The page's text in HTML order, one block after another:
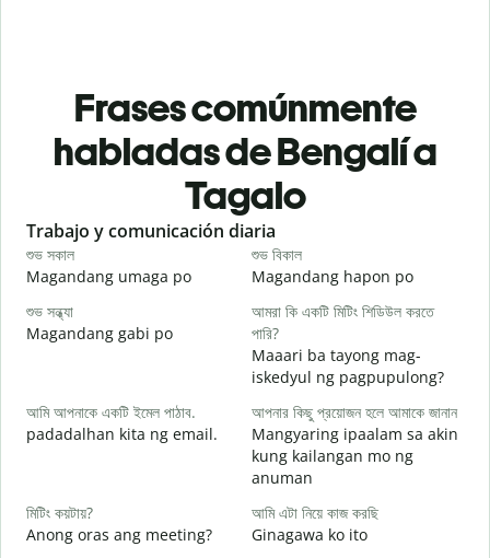
Frases comúnmente
habladas de Bengalí a
Tagalo
Slide 1 of 6
Trabajo y comunicación diaria
শুভ সকাল
Magandang umaga po
শুভ বিকাল
Magandang hapon po
শুভ সন্ধ্যা
Magandang gabi po
আমরা কি একটি মিটিং শিডিউল করতে
পারি?
Maaari ba tayong mag-
iskedyul ng pagpupulong?
আমি আপনাকে একটি ইমেল পাঠাব.
padadalhan kita ng email.
আপনার কিছু প্রয়োজন হলে আমাকে জানান
Mangyaring ipaalam sa akin
kung kailangan mo ng
anuman
মিটিং কয়টায়?
Anong oras ang meeting?
আমি এটা নিয়ে কাজ করছি
Ginagawa ko ito